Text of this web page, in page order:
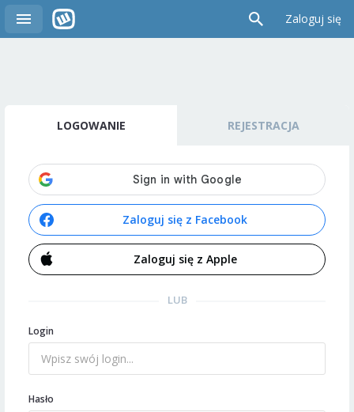
Zaloguj się
LOGOWANIE REJESTRACJA
Zaloguj się z Facebook
Zaloguj się z Apple
LUB
Login
Hasło